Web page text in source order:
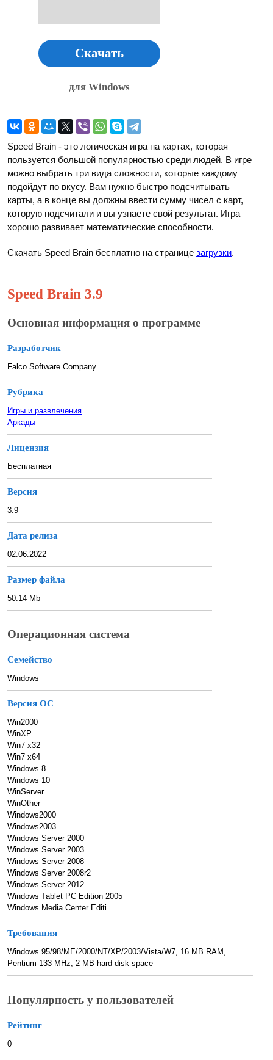
Скачать
для Windows
Speed Brain - это логическая игра на картах, которая
пользуется большой популярностью среди людей. В игре
можно выбрать три вида сложности, которые каждому
подойдут по вкусу. Вам нужно быстро подсчитывать
карты, а в конце вы должны ввести сумму чисел с карт,
которую подсчитали и вы узнаете свой результат. Игра
хорошо развивает математические способности.
Скачать Speed Brain бесплатно на странице загрузки.
Speed Brain 3.9
Основная информация о программе
Разработчик
Falco Software Company
Рубрика
Игры и развлечения
Аркады
Лицензия
Бесплатная
Версия
3.9
Дата релиза
02.06.2022
Размер файла
50.14 Mb
Операционная система
Семейство
Windows
Версия ОС
Win2000
WinXP
Win7 x32
Win7 x64
Windows 8
Windows 10
WinServer
WinOther
Windows2000
Windows2003
Windows Server 2000
Windows Server 2003
Windows Server 2008
Windows Server 2008r2
Windows Server 2012
Windows Tablet PC Edition 2005
Windows Media Center Editi
Требования
Windows 95/98/ME/2000/NT/XP/2003/Vista/W7, 16 MB RAM,
Pentium-133 MHz, 2 MB hard disk space
Популярность у пользователей
Рейтинг
0